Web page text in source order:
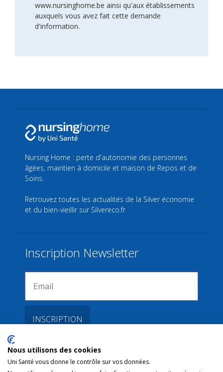
www.nursinghome.be ainsi qu'aux établissements
auxquels vous avez fait cette demande
d'information.
Nursing Home : perte d'autonomie des personnes
âgées, maintien à domicile et maison de Repos et de
Soins.
Retrouvez toutes les actualités de la Silver économie
et du bien-vieillir sur Silvereco.fr
Inscription Newsletter
Liens
Nous utilisons des cookies
Uni Santé vous donne le contrôle sur vos données.